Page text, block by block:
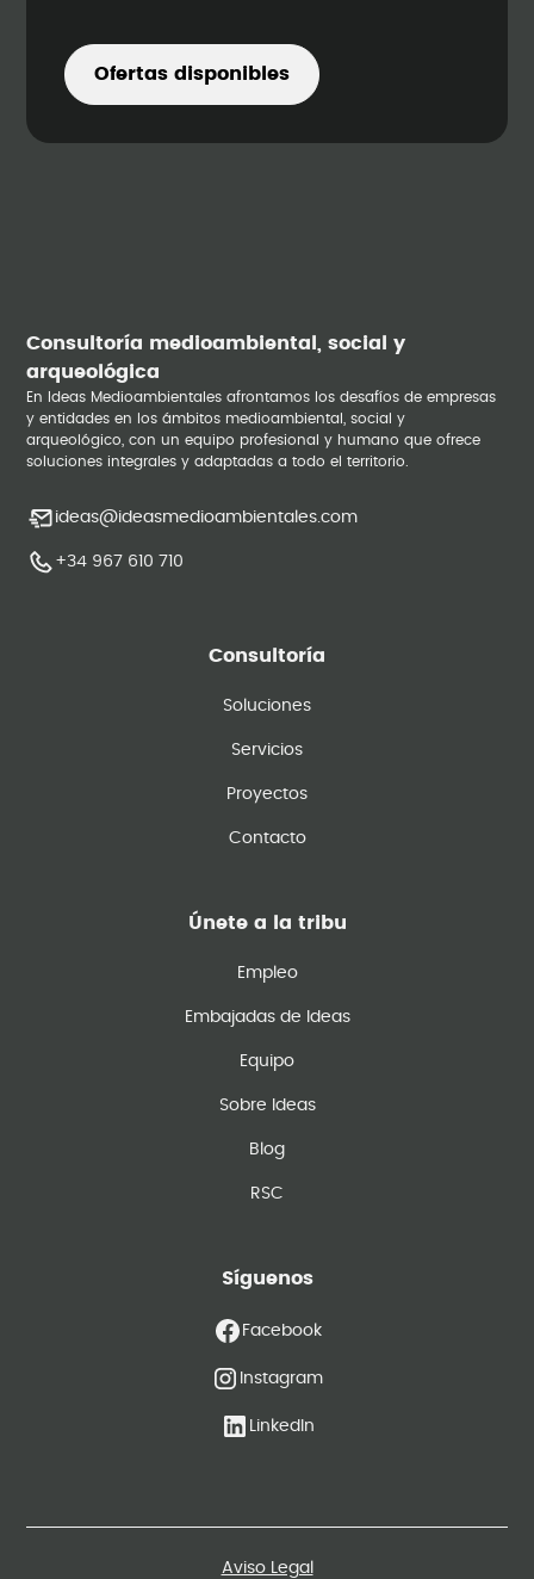
Ofertas disponibles
Consultoría medioambiental, social y
arqueológica
En Ideas Medioambientales afrontamos los desafíos de empresas
y entidades en los ámbitos medioambiental, social y
arqueológico, con un equipo profesional y humano que ofrece
soluciones integrales y adaptadas a todo el territorio.
ideas@ideasmedioambientales.com
+34 967 610 710
Consultoría
Soluciones
Servicios
Proyectos
Contacto
Únete a la tribu
Empleo
Embajadas de Ideas
Equipo
Sobre Ideas
Blog
RSC
Síguenos
Facebook
Instagram
LinkedIn
Aviso Legal